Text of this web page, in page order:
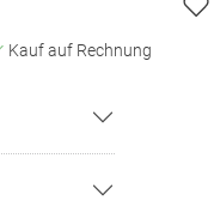
Kauf auf Rechnung